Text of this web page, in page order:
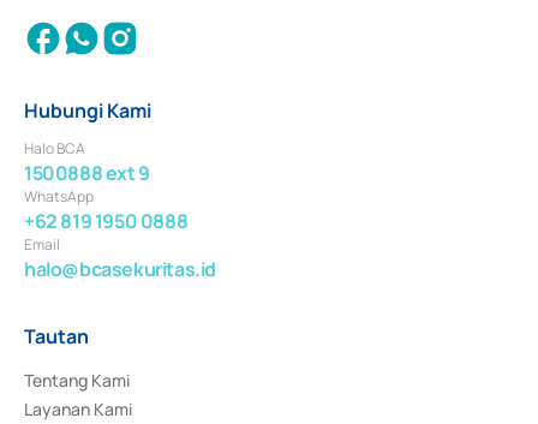
Hubungi Kami
Halo BCA
1500888 ext 9
WhatsApp
+62 819 1950 0888
Email
halo@bcasekuritas.id
Tautan
Tentang Kami
Layanan Kami